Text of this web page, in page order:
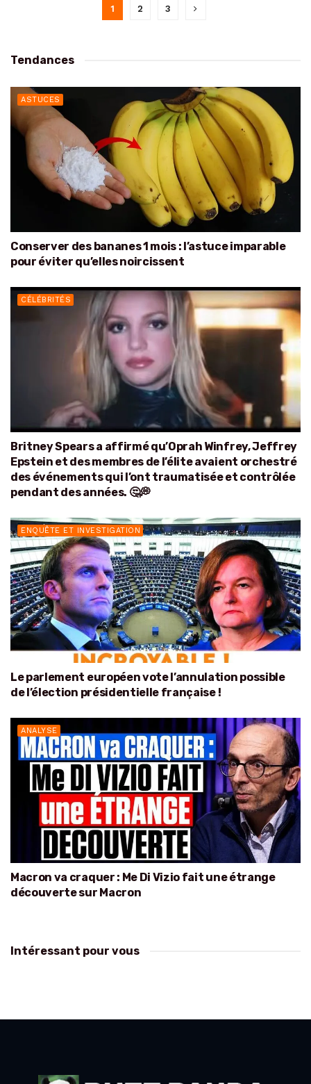
1 2 3
Tendances
ASTUCES
Conserver des bananes 1 mois : l’astuce imparable
pour éviter qu’elles noircissent
CÉLÉBRITÉS
Britney Spears a affirmé qu’Oprah Winfrey, Jeffrey
Epstein et des membres de l’élite avaient orchestré
des événements qui l’ont traumatisée et contrôlée
pendant des années. 🤔💭
ENQUÊTE ET INVESTIGATION
Le parlement européen vote l’annulation possible
de l’élection présidentielle française !
ANALYSE
Macron va craquer : Me Di Vizio fait une étrange
découverte sur Macron
Intéressant pour vous